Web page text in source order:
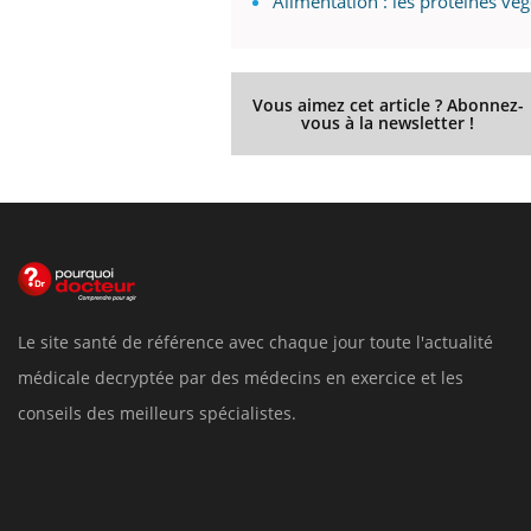
Vous aimez cet article ? Abonnez-
vous à la newsletter !
Le site santé de référence avec chaque jour toute l'actualité
médicale decryptée par des médecins en exercice et les
conseils des meilleurs spécialistes.